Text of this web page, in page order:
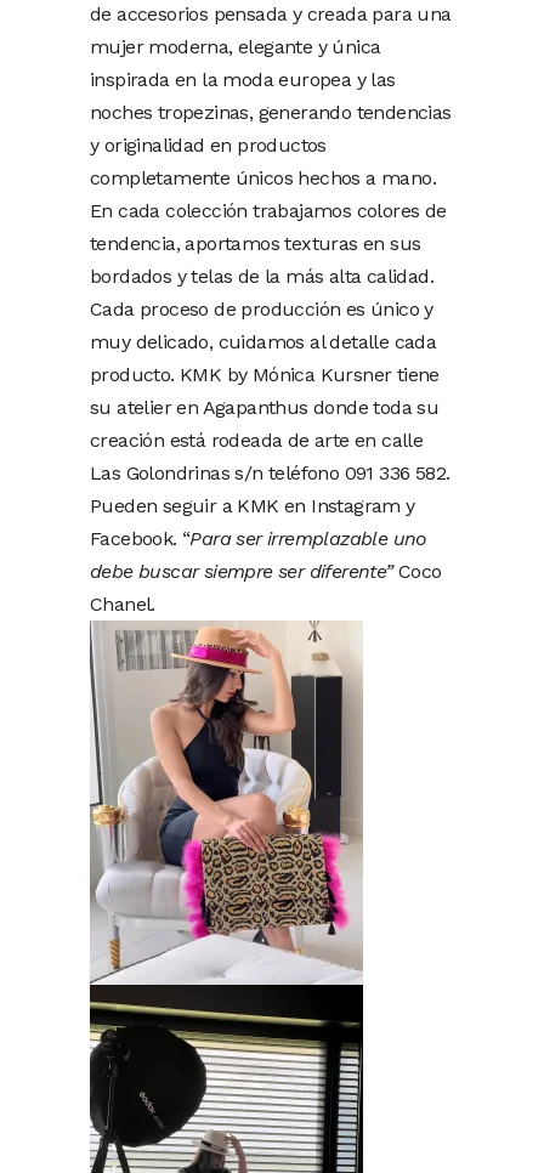
de accesorios pensada y creada para una
mujer moderna, elegante y única
inspirada en la moda europea y las
noches tropezinas, generando tendencias
y originalidad en productos
completamente únicos hechos a mano.
En cada colección trabajamos colores de
tendencia, aportamos texturas en sus
bordados y telas de la más alta calidad.
Cada proceso de producción es único y
muy delicado, cuidamos al detalle cada
producto. KMK by Mónica Kursner tiene
su atelier en Agapanthus donde toda su
creación está rodeada de arte en calle
Las Golondrinas s/n teléfono 091 336 582.
Pueden seguir a KMK en Instagram y
Facebook. “Para ser irremplazable uno
debe buscar siempre ser diferente”Coco
Chanel.